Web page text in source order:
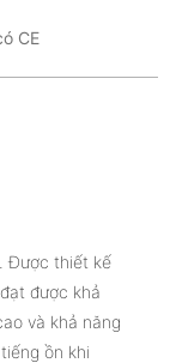
CE
Được thiết kế
được khả
và khả năng
ồn khi